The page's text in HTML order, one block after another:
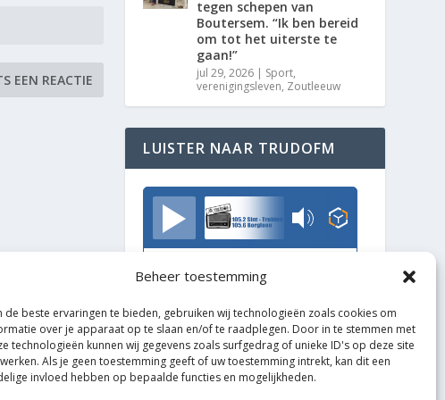
Beheer toestemming
de beste ervaringen te bieden, gebruiken wij technologieën zoals cookies om
over je apparaat op te slaan en/of te raadplegen. Door in te stemmen met
technologieën kunnen wij gegevens zoals surfgedrag of unieke ID's op deze site
Als je geen toestemming geeft of uw toestemming intrekt, kan dit een
invloed hebben op bepaalde functies en mogelijkheden.
tegen schepen van
Boutersem. “Ik ben bereid
om tot het uiterste te
gaan!”
jul 29, 2026 | Sport,
verenigingsleven, Zoutleeuw
LUISTER NAAR TRUDOFM
TrudoFM